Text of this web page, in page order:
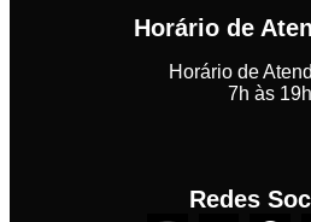
Horário de
Horário de
7h às 19h
Redes